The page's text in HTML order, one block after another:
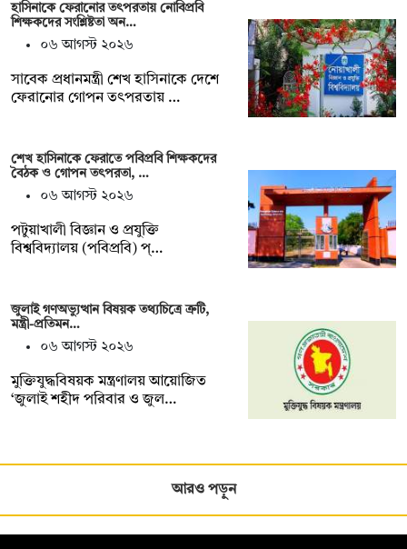
হাসিনাকে ফেরানোর তৎপরতায় নোবিপ্রবি
শিক্ষকদের সংশ্লিষ্টতা অন…
০৬ আগস্ট ২০২৬
সাবেক প্রধানমন্ত্রী শেখ হাসিনাকে দেশে
ফেরানোর গোপন তৎপরতায় …
শেখ হাসিনাকে ফেরাতে পবিপ্রবি শিক্ষকদের
বৈঠক ও গোপন তৎপরতা, …
০৬ আগস্ট ২০২৬
পটুয়াখালী বিজ্ঞান ও প্রযুক্তি
বিশ্ববিদ্যালয় (পবিপ্রবি) প্…
জুলাই গণঅভ্যুত্থান বিষয়ক তথ্যচিত্রে ত্রুটি,
মন্ত্রী-প্রতিমন…
০৬ আগস্ট ২০২৬
মুক্তিযুদ্ধবিষয়ক মন্ত্রণালয় আয়োজিত
‘জুলাই শহীদ পরিবার ও জুল…
আরও পড়ুন